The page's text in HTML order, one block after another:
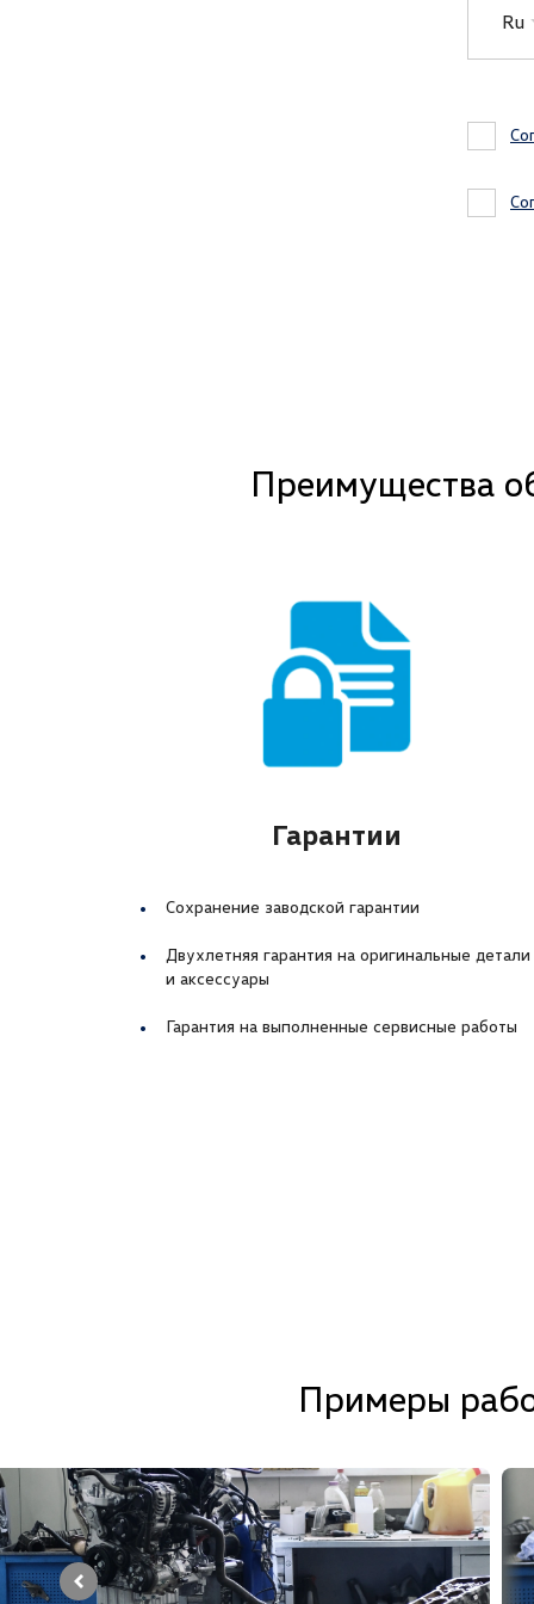
Ru
Преимущества
Гарантии
Сохранение заводской гарантии
Двухлетняя гарантия на оригинальные детали
и аксессуары
Гарантия на выполненные сервисные работы
Примеры